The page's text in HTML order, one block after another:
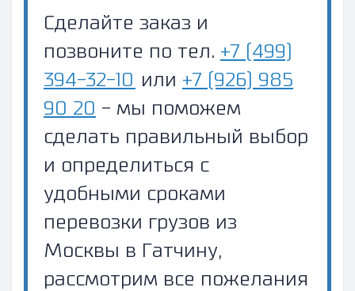
Сделайте заказ и
позвоните по тел. +7 (499)
394-32-10 или +7 (926) 985
90 20 - мы поможем
сделать правильный выбор
и определиться с
удобными сроками
перевозки грузов из
Москвы в Гатчину,
рассмотрим все пожелания